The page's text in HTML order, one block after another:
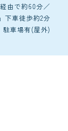
由で約60分／
下車徒歩約2分
駐車場有(屋外)